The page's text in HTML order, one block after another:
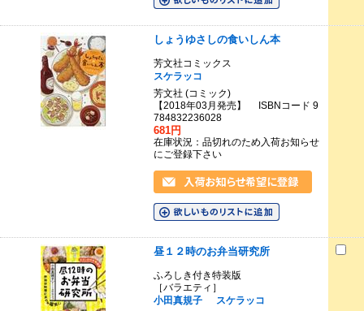
しょうゆさしの食いしん本
芳文社コミックス
スケラッコ
芳文社 (コミック)
【2018年03月発売】 ISBNコード 9
784832236028
681円
在庫状況：品切れのため入荷お知らせ
にご登録下さい
昼１２時のお弁当研究所
ふろしき付き特装版
［バラエティ］
小田真規子
スケラッコ